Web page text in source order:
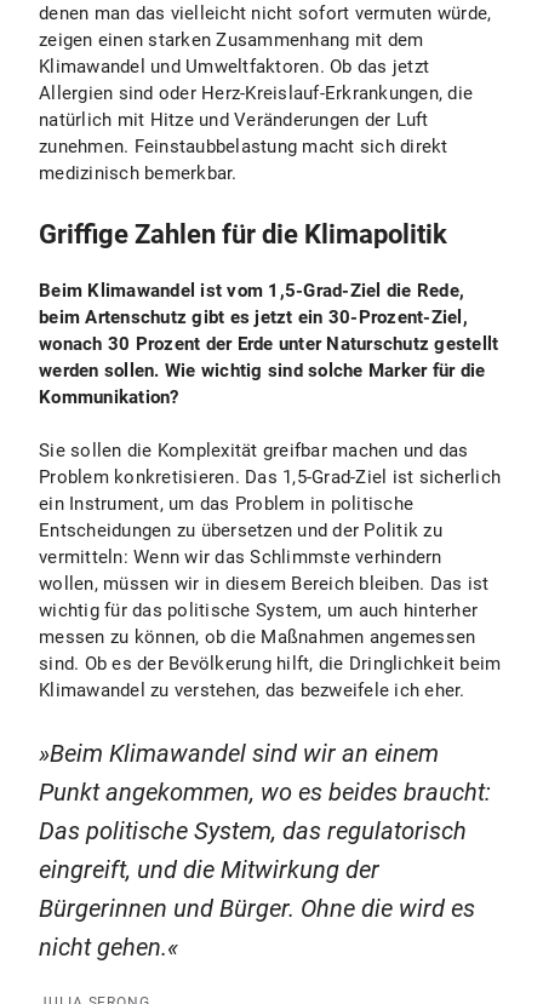
denen man das vielleicht nicht sofort vermuten würde,
zeigen einen starken Zusammenhang mit dem
Klimawandel und Umweltfaktoren. Ob das jetzt
Allergien sind oder Herz-Kreislauf-Erkrankungen, die
natürlich mit Hitze und Veränderungen der Luft
zunehmen. Feinstaubbelastung macht sich direkt
medizinisch bemerkbar.
Griffige Zahlen für die Klimapolitik
Beim Klimawandel ist vom 1,5-Grad-Ziel die Rede,
beim Artenschutz gibt es jetzt ein 30-Prozent-Ziel,
wonach 30 Prozent der Erde unter Naturschutz gestellt
werden sollen. Wie wichtig sind solche Marker für die
Kommunikation?
Sie sollen die Komplexität greifbar machen und das
Problem konkretisieren. Das 1,5-Grad-Ziel ist sicherlich
ein Instrument, um das Problem in politische
Entscheidungen zu übersetzen und der Politik zu
vermitteln: Wenn wir das Schlimmste verhindern
wollen, müssen wir in diesem Bereich bleiben. Das ist
wichtig für das politische System, um auch hinterher
messen zu können, ob die Maßnahmen angemessen
sind. Ob es der Bevölkerung hilft, die Dringlichkeit beim
Klimawandel zu verstehen, das bezweifele ich eher.
Beim Klimawandel sind wir an einem
Punkt angekommen, wo es beides braucht:
Das politische System, das regulatorisch
eingreift, und die Mitwirkung der
Bürgerinnen und Bürger. Ohne die wird es
nicht gehen.